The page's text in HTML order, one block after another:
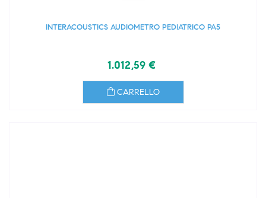
INTERACOUSTICS AUDIOMETRO PEDIATRICO PA5
1.012,59 €
CARRELLO